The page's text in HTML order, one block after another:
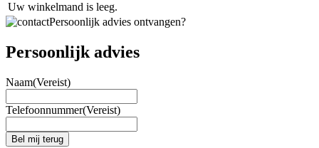
Uw winkelmand is leeg.
Persoonlijk advies ontvangen?
Persoonlijk advies
Naam(Vereist)
Telefoonnummer(Vereist)